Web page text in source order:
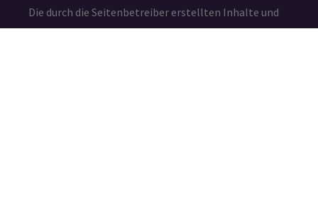
Die durch die Seitenbetreiber erstellten Inhalte und
Werke auf diesen Seiten unterliegen dem deutschen